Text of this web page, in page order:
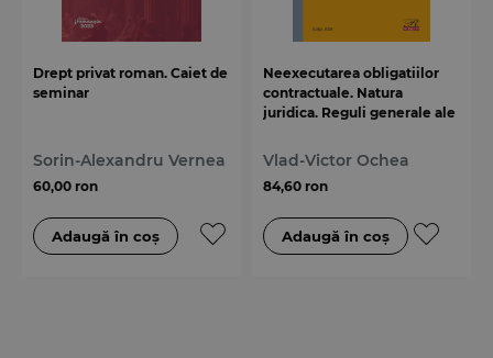
Drept privat roman. Caiet de
seminar
Sorin-Alexandru Vernea
60,00 ron
Neexecutarea obligatiilor
contractuale. Natura
juridica. Reguli generale ale
dreptului creditorului
Vlad-Victor Ochea
84,60 ron